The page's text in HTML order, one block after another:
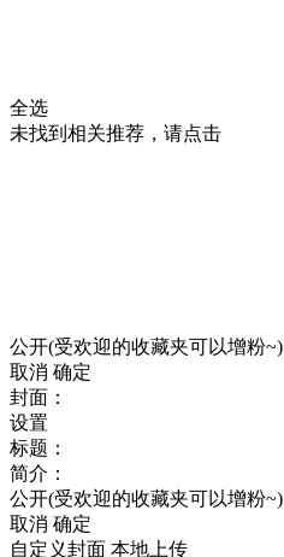
全选
未找到相关推荐，请点击
公开(受欢迎的收藏夹可以增粉~)
取消 确定
封面：
设置
标题：
简介：
公开(受欢迎的收藏夹可以增粉~)
取消 确定
自定义封面 本地上传